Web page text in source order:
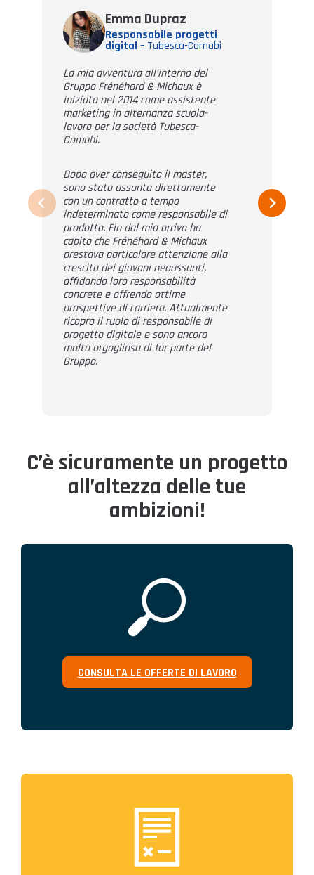
Emma Dupraz
Responsabile progetti
digital – Tubesca-Comabi
La mia avventura all’interno del
Gruppo Frénéhard & Michaux è
iniziata nel 2014 come assistente
marketing in alternanza scuola-
lavoro per la società Tubesca-
Comabi.
Dopo aver conseguito il master,
sono stata assunta direttamente
con un contratto a tempo
indeterminato come responsabile di
prodotto. Fin dal mio arrivo ho
capito che Frénéhard & Michaux
prestava particolare attenzione alla
crescita dei giovani neoassunti,
affidando loro responsabilità
concrete e offrendo ottime
prospettive di carriera. Attualmente
ricopro il ruolo di responsabile di
progetto digitale e sono ancora
molto orgogliosa di far parte del
Gruppo.
C’è sicuramente un progetto
all’altezza delle tue
ambizioni!
CONSULTA LE OFFERTE DI LAVORO